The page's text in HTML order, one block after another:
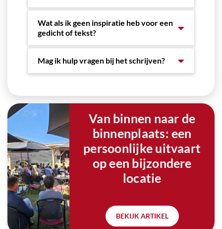
Wat als ik geen inspiratie heb voor een
gedicht of tekst?
Mag ik hulp vragen bij het schrijven?
Van binnen naar de
binnenplaats: een
persoonlijke uitvaart
op een bijzondere
locatie
BEKIJK ARTIKEL